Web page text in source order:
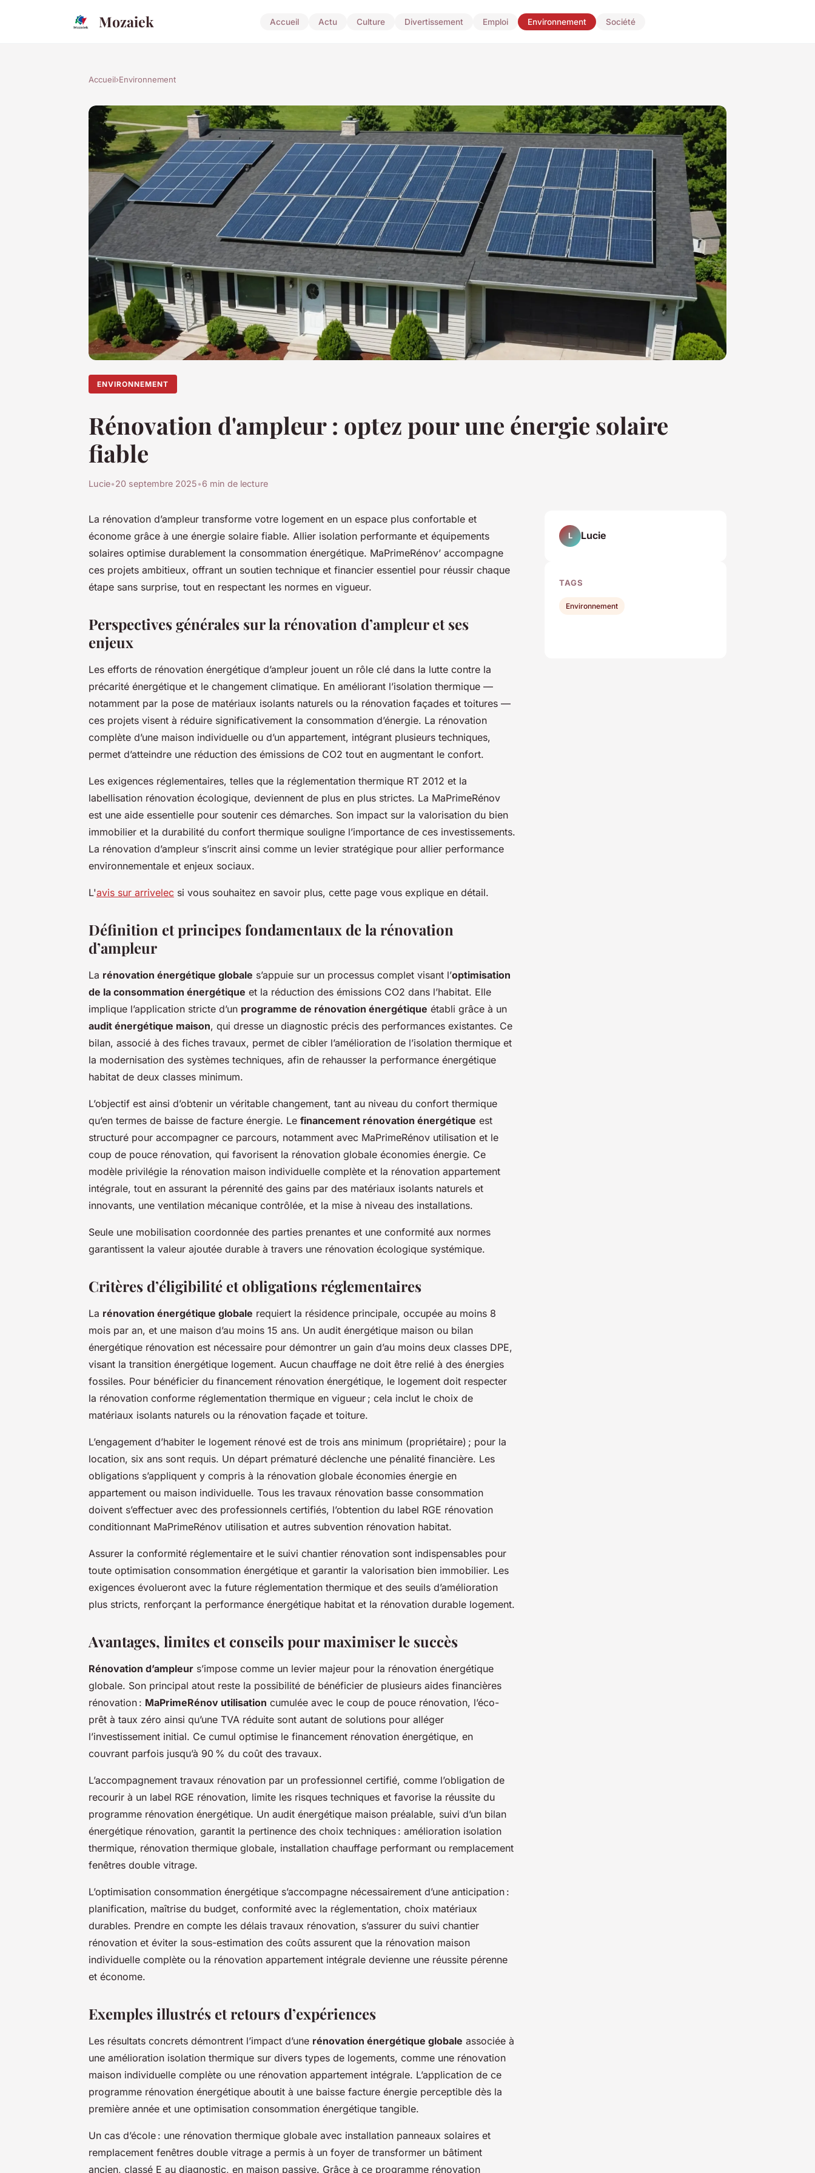
Mozaiek Accueil Actu Culture Divertissement Emploi Environnement Société
Accueil›Environnement
ENVIRONNEMENT
Rénovation d'ampleur : optez pour une énergie solaire
fiable
Lucie•20 septembre 2025•6 min de lecture
La rénovation d’ampleur transforme votre logement en un espace plus confortable et
économe grâce à une énergie solaire fiable. Allier isolation performante et équipements
solaires optimise durablement la consommation énergétique. MaPrimeRénov’ accompagne
ces projets ambitieux, offrant un soutien technique et financier essentiel pour réussir chaque
étape sans surprise, tout en respectant les normes en vigueur.
Perspectives générales sur la rénovation d’ampleur et ses
enjeux
Les efforts de rénovation énergétique d’ampleur jouent un rôle clé dans la lutte contre la
précarité énergétique et le changement climatique. En améliorant l’isolation thermique —
notamment par la pose de matériaux isolants naturels ou la rénovation façades et toitures —
ces projets visent à réduire significativement la consommation d’énergie. La rénovation
complète d’une maison individuelle ou d’un appartement, intégrant plusieurs techniques,
permet d’atteindre une réduction des émissions de CO2 tout en augmentant le confort.
Les exigences réglementaires, telles que la réglementation thermique RT 2012 et la
labellisation rénovation écologique, deviennent de plus en plus strictes. La MaPrimeRénov
est une aide essentielle pour soutenir ces démarches. Son impact sur la valorisation du bien
immobilier et la durabilité du confort thermique souligne l’importance de ces investissements.
La rénovation d’ampleur s’inscrit ainsi comme un levier stratégique pour allier performance
environnementale et enjeux sociaux.
L'avis sur arrivelec si vous souhaitez en savoir plus, cette page vous explique en détail.
Définition et principes fondamentaux de la rénovation
d’ampleur
La rénovation énergétique globale s’appuie sur un processus complet visant l’optimisation
de la consommation énergétique et la réduction des émissions CO2 dans l’habitat. Elle
implique l’application stricte d’un programme de rénovation énergétique établi grâce à un
audit énergétique maison, qui dresse un diagnostic précis des performances existantes. Ce
bilan, associé à des fiches travaux, permet de cibler l’amélioration de l’isolation thermique et
la modernisation des systèmes techniques, afin de rehausser la performance énergétique
habitat de deux classes minimum.
L’objectif est ainsi d’obtenir un véritable changement, tant au niveau du confort thermique
qu’en termes de baisse de facture énergie. Le financement rénovation énergétique est
structuré pour accompagner ce parcours, notamment avec MaPrimeRénov utilisation et le
coup de pouce rénovation, qui favorisent la rénovation globale économies énergie. Ce
modèle privilégie la rénovation maison individuelle complète et la rénovation appartement
intégrale, tout en assurant la pérennité des gains par des matériaux isolants naturels et
innovants, une ventilation mécanique contrôlée, et la mise à niveau des installations.
Seule une mobilisation coordonnée des parties prenantes et une conformité aux normes
garantissent la valeur ajoutée durable à travers une rénovation écologique systémique.
Critères d’éligibilité et obligations réglementaires
La rénovation énergétique globale requiert la résidence principale, occupée au moins 8
mois par an, et une maison d’au moins 15 ans. Un audit énergétique maison ou bilan
énergétique rénovation est nécessaire pour démontrer un gain d’au moins deux classes DPE,
visant la transition énergétique logement. Aucun chauffage ne doit être relié à des énergies
fossiles. Pour bénéficier du financement rénovation énergétique, le logement doit respecter
la rénovation conforme réglementation thermique en vigueur ; cela inclut le choix de
matériaux isolants naturels ou la rénovation façade et toiture.
L’engagement d’habiter le logement rénové est de trois ans minimum (propriétaire) ; pour la
location, six ans sont requis. Un départ prématuré déclenche une pénalité financière. Les
obligations s’appliquent y compris à la rénovation globale économies énergie en
appartement ou maison individuelle. Tous les travaux rénovation basse consommation
doivent s’effectuer avec des professionnels certifiés, l’obtention du label RGE rénovation
conditionnant MaPrimeRénov utilisation et autres subvention rénovation habitat.
Assurer la conformité réglementaire et le suivi chantier rénovation sont indispensables pour
toute optimisation consommation énergétique et garantir la valorisation bien immobilier. Les
exigences évolueront avec la future réglementation thermique et des seuils d’amélioration
plus stricts, renforçant la performance énergétique habitat et la rénovation durable logement.
Avantages, limites et conseils pour maximiser le succès
Rénovation d’ampleur s’impose comme un levier majeur pour la rénovation énergétique
globale. Son principal atout reste la possibilité de bénéficier de plusieurs aides financières
rénovation : MaPrimeRénov utilisation cumulée avec le coup de pouce rénovation, l’éco-
prêt à taux zéro ainsi qu’une TVA réduite sont autant de solutions pour alléger
l’investissement initial. Ce cumul optimise le financement rénovation énergétique, en
couvrant parfois jusqu’à 90 % du coût des travaux.
L’accompagnement travaux rénovation par un professionnel certifié, comme l’obligation de
recourir à un label RGE rénovation, limite les risques techniques et favorise la réussite du
programme rénovation énergétique. Un audit énergétique maison préalable, suivi d’un bilan
énergétique rénovation, garantit la pertinence des choix techniques : amélioration isolation
thermique, rénovation thermique globale, installation chauffage performant ou remplacement
fenêtres double vitrage.
L’optimisation consommation énergétique s’accompagne nécessairement d’une anticipation :
planification, maîtrise du budget, conformité avec la réglementation, choix matériaux
durables. Prendre en compte les délais travaux rénovation, s’assurer du suivi chantier
rénovation et éviter la sous-estimation des coûts assurent que la rénovation maison
individuelle complète ou la rénovation appartement intégrale devienne une réussite pérenne
et économe.
Exemples illustrés et retours d’expériences
Les résultats concrets démontrent l’impact d’une rénovation énergétique globale associée à
une amélioration isolation thermique sur divers types de logements, comme une rénovation
maison individuelle complète ou une rénovation appartement intégrale. L’application de ce
programme rénovation énergétique aboutit à une baisse facture énergie perceptible dès la
première année et une optimisation consommation énergétique tangible.
Un cas d’école : une rénovation thermique globale avec installation panneaux solaires et
remplacement fenêtres double vitrage a permis à un foyer de transformer un bâtiment
ancien, classé E au diagnostic, en maison passive. Grâce à ce programme rénovation
L Lucie
TAGS
Environnement